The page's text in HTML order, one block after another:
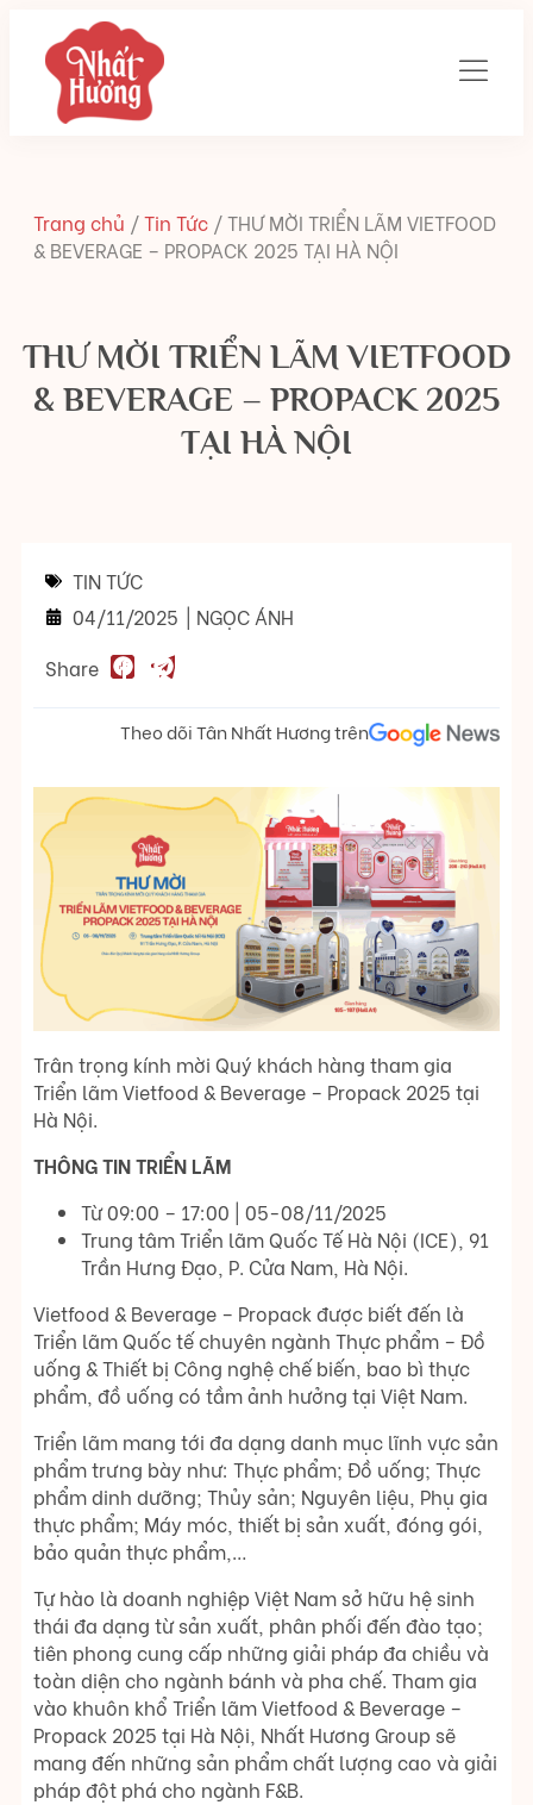
Trang chủ /Tin Tức /THƯ MỜI TRIỂN LÃM VIETFOOD
& BEVERAGE – PROPACK 2025 TẠI HÀ NỘI
THƯ MỜI TRIỂN LÃM VIETFOOD
& BEVERAGE – PROPACK 2025
TẠI HÀ NỘI
TIN TỨC
04/11/2025 | NGỌC ÁNH
Share
Theo dõi Tân Nhất Hương trên
Trân trọng kính mời Quý khách hàng tham gia
Triển lãm Vietfood & Beverage – Propack 2025 tại
Hà Nội.
THÔNG TIN TRIỂN LÃM
Từ 09:00 – 17:00 | 05-08/11/2025
Trung tâm Triển lãm Quốc Tế Hà Nội (ICE), 91
Trần Hưng Đạo, P. Cửa Nam, Hà Nội.
Vietfood & Beverage – Propack được biết đến là
Triển lãm Quốc tế chuyên ngành Thực phẩm – Đồ
uống & Thiết bị Công nghệ chế biến, bao bì thực
phẩm, đồ uống có tầm ảnh hưởng tại Việt Nam.
Triển lãm mang tới đa dạng danh mục lĩnh vực sản
phẩm trưng bày như: Thực phẩm; Đồ uống; Thực
phẩm dinh dưỡng; Thủy sản; Nguyên liệu, Phụ gia
thực phẩm; Máy móc, thiết bị sản xuất, đóng gói,
bảo quản thực phẩm,…
Tự hào là doanh nghiệp Việt Nam sở hữu hệ sinh
thái đa dạng từ sản xuất, phân phối đến đào tạo;
tiên phong cung cấp những giải pháp đa chiều và
toàn diện cho ngành bánh và pha chế. Tham gia
vào khuôn khổ Triển lãm Vietfood & Beverage –
Propack 2025 tại Hà Nội, Nhất Hương Group sẽ
mang đến những sản phẩm chất lượng cao và giải
pháp đột phá cho ngành F&B.